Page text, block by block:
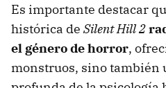
Es importante destacar
histórica de Silent Hill 2
el género de horror,
monstruos, sino también